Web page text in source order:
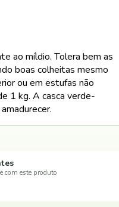
ao míldio. Tolera bem as
boas colheitas mesmo
ou em estufas não
1 kg. A casca verde-
com este produto